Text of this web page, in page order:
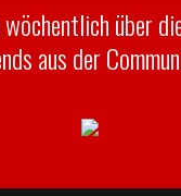
über
aus der